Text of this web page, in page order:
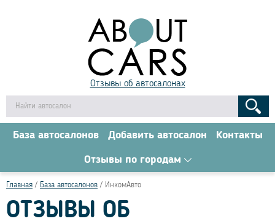
Отзывы об автосалонах
База автосалонов Добавить автосалон Контакты
Отзывы по городам
Главная База автосалонов ИнкомАвто
ОТЗЫВЫ ОБ